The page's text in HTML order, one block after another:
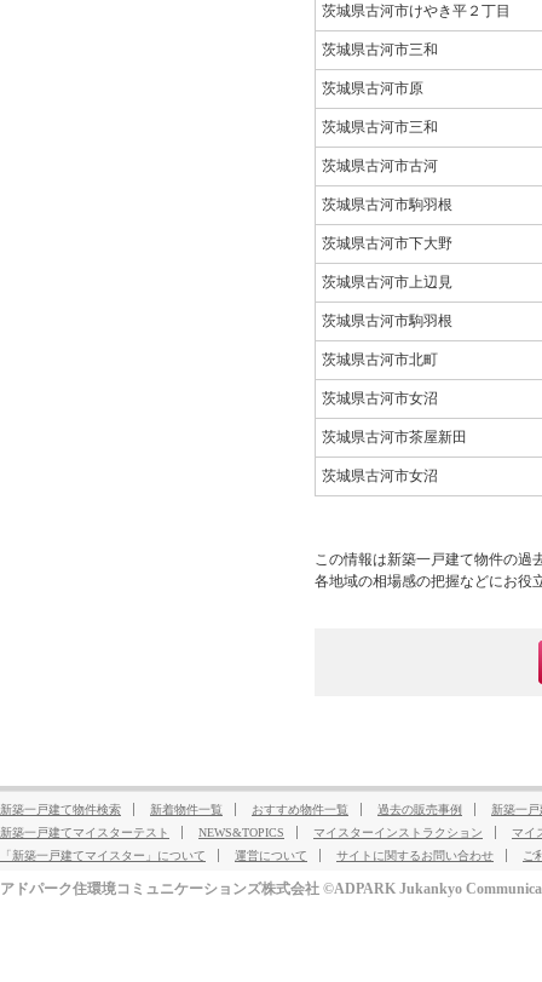
茨城県古河市けやき平２丁目
茨城県古河市三和
茨城県古河市原
茨城県古河市三和
茨城県古河市古河
茨城県古河市駒羽根
茨城県古河市下大野
茨城県古河市上辺見
茨城県古河市駒羽根
茨城県古河市北町
茨城県古河市女沼
茨城県古河市茶屋新田
茨城県古河市女沼
この情報は新築一戸建て物件の
各地域の相場感の把握などにお役
新築一戸建て物件検索 新着物件一覧 おすすめ物件一覧 過去の販売事例
新築一
新築一戸建てマイスターテスト
NEWS&TOPICS マイスターインストラクション
マイ
「新築一戸建てマイスター」について
運営について サイトに関するお問い合わせ ご
アドパーク住環境コミュニケーションズ株式会社 ©ADPARK Jukankyo